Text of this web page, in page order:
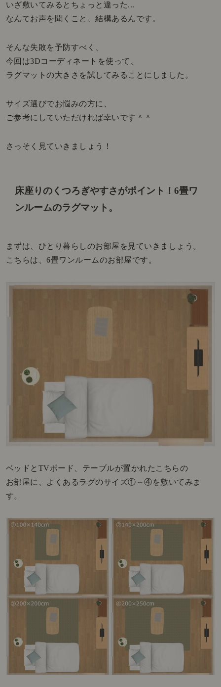
いざ敷いてみるとちょっと違った...
なんてお声を聞くこと、結構あるんです。
そんな失敗を予防すべく、
今回は3Dコーディネートを使って、
ラグマットの大きさを試してみることにしました。
サイズ選びでお悩みの方に、
ご参考にしていただければ幸いです＾＾
さっそく見ていきましょう！
床座りのくつろぎやすさがポイント！6畳ワ
ンルームのラグマット。
まずは、ひとり暮らしのお部屋を見ていきましょう。
こちらは、6畳ワンルームのお部屋です。
ベッドとTVボード、テーブルが置かれたこちらの
お部屋に、よくあるラグのサイズ①～④を敷いてみま
す。